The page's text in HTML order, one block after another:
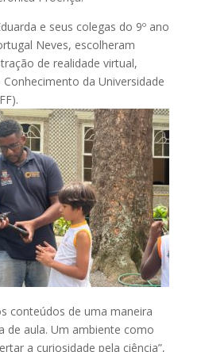
e seus colegas do 9º ano
Neves, escolheram
de realidade virtual,
da Universidade
conteúdos de uma maneira
de aula. Um ambiente como
a curiosidade pela ciência”,